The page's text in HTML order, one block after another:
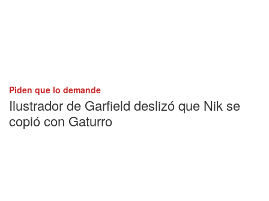
Piden que lo demande
Ilustrador de Garfield deslizó que Nik se
copió con Gaturro